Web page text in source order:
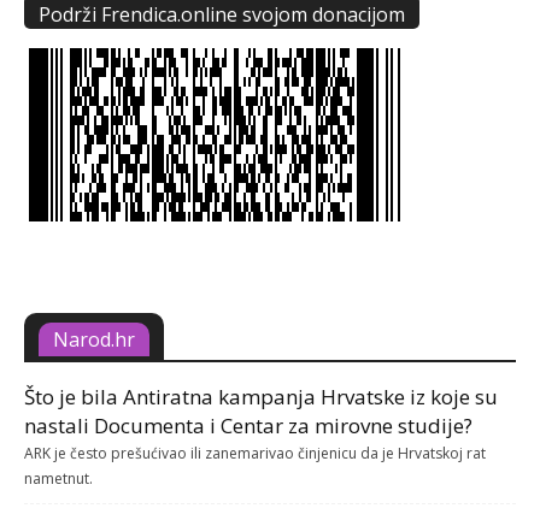
Podrži Frendica.online svojom donacijom
Narod.hr
Što je bila Antiratna kampanja Hrvatske iz koje su
nastali Documenta i Centar za mirovne studije?
ARK je često prešućivao ili zanemarivao činjenicu da je Hrvatskoj rat
nametnut.